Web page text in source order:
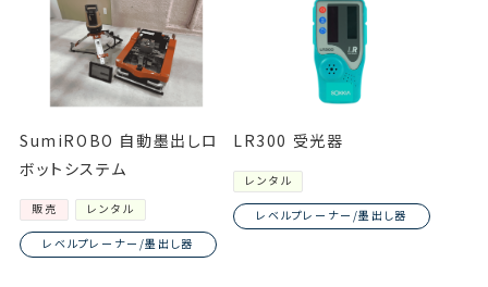
SumiROBO 自動墨出しロ
ボットシステム
販売 レンタル
レベルプレーナー/墨出し器
LR300 受光器
レンタル
レベルプレーナー/墨出し器